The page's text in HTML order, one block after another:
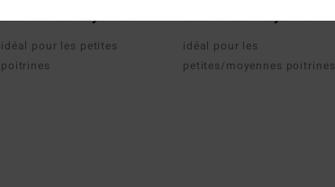
couvrance moyenne
idéal pour les petites
poitrines
couvrance moyenne
idéal pour les
petites/moyennes poitrines